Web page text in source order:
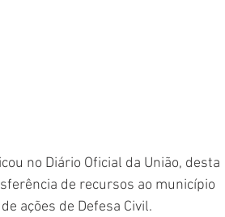
no Diário Oficial da União, desta
de recursos ao município
ações de Defesa Civil.